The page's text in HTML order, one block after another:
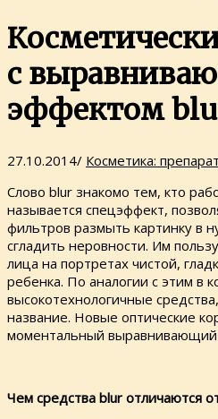
с
эффектом
27.10.2014/ Косметика:
Слово blur знакомо тем, кто
называется спецэффект,
фильтров размыть картинку в
сгладить неровности. Им
лица на портретах чистой,
ребенка. По аналогии с этим в
высокотехнологичные
название. Новые оптические
моментальный
Чем средства blur отличаются